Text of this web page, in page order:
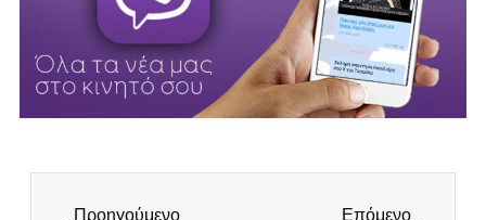
Προηγούμενο Επόμενο